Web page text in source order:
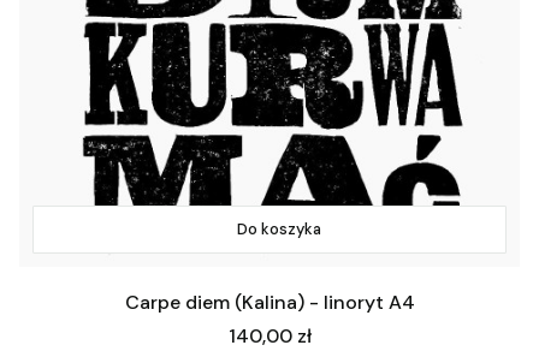
Do koszyka
Carpe diem (Kalina) - linoryt A4
Cena
140,00 zł